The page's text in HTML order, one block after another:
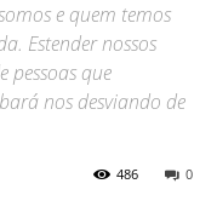
e quem temos
Estender nossos
pessoas que
nos desviando de
0
486